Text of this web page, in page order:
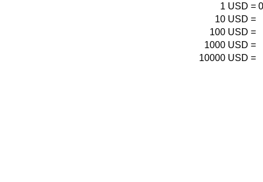
1 USD =
10 USD =
100 USD =
1000 USD =
10000 USD =